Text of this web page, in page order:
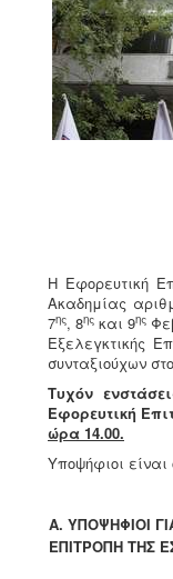
Η Εφορευτική
Ακαδημίας
7ης, 8ης και 9ης
Εξελεγκτικής
συνταξιούχων
Τυχόν
Εφορευτική
ώρα 14.00.
Υποψήφιοι είναι
Α. ΥΠΟΨΗΦΙΟΙ
ΕΠΙΤΡΟΠΗ ΤΗΣ